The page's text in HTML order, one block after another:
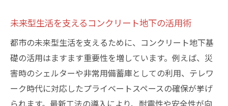
未来型生活を支えるコンクリート地下の活用術
都市の未来型生活を支えるために、コンクリート地下基
礎の活用はますます重要性を増しています。例えば、災
害時のシェルターや非常用備蓄庫としての利用、テレワ
ーク時代に対応したプライベートスペースの確保が挙げ
られます。最新工法の導入により、耐震性や安全性が向